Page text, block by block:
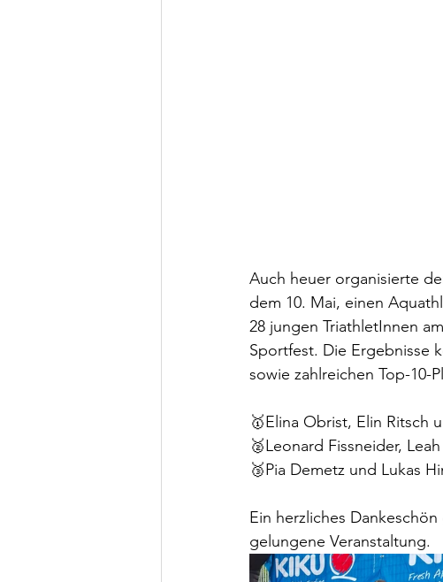
Auch heuer organisierte
dem 10. Mai, einen
28 jungen TriathletInnen
Sportfest. Die Ergebnisse
sowie zahlreichen Top-10-
🥇Elina Obrist, Elin Ritsch
🥈Leonard Fissneider,
🥉Pia Demetz und Lukas
Ein herzliches
gelungene Veranstaltung.